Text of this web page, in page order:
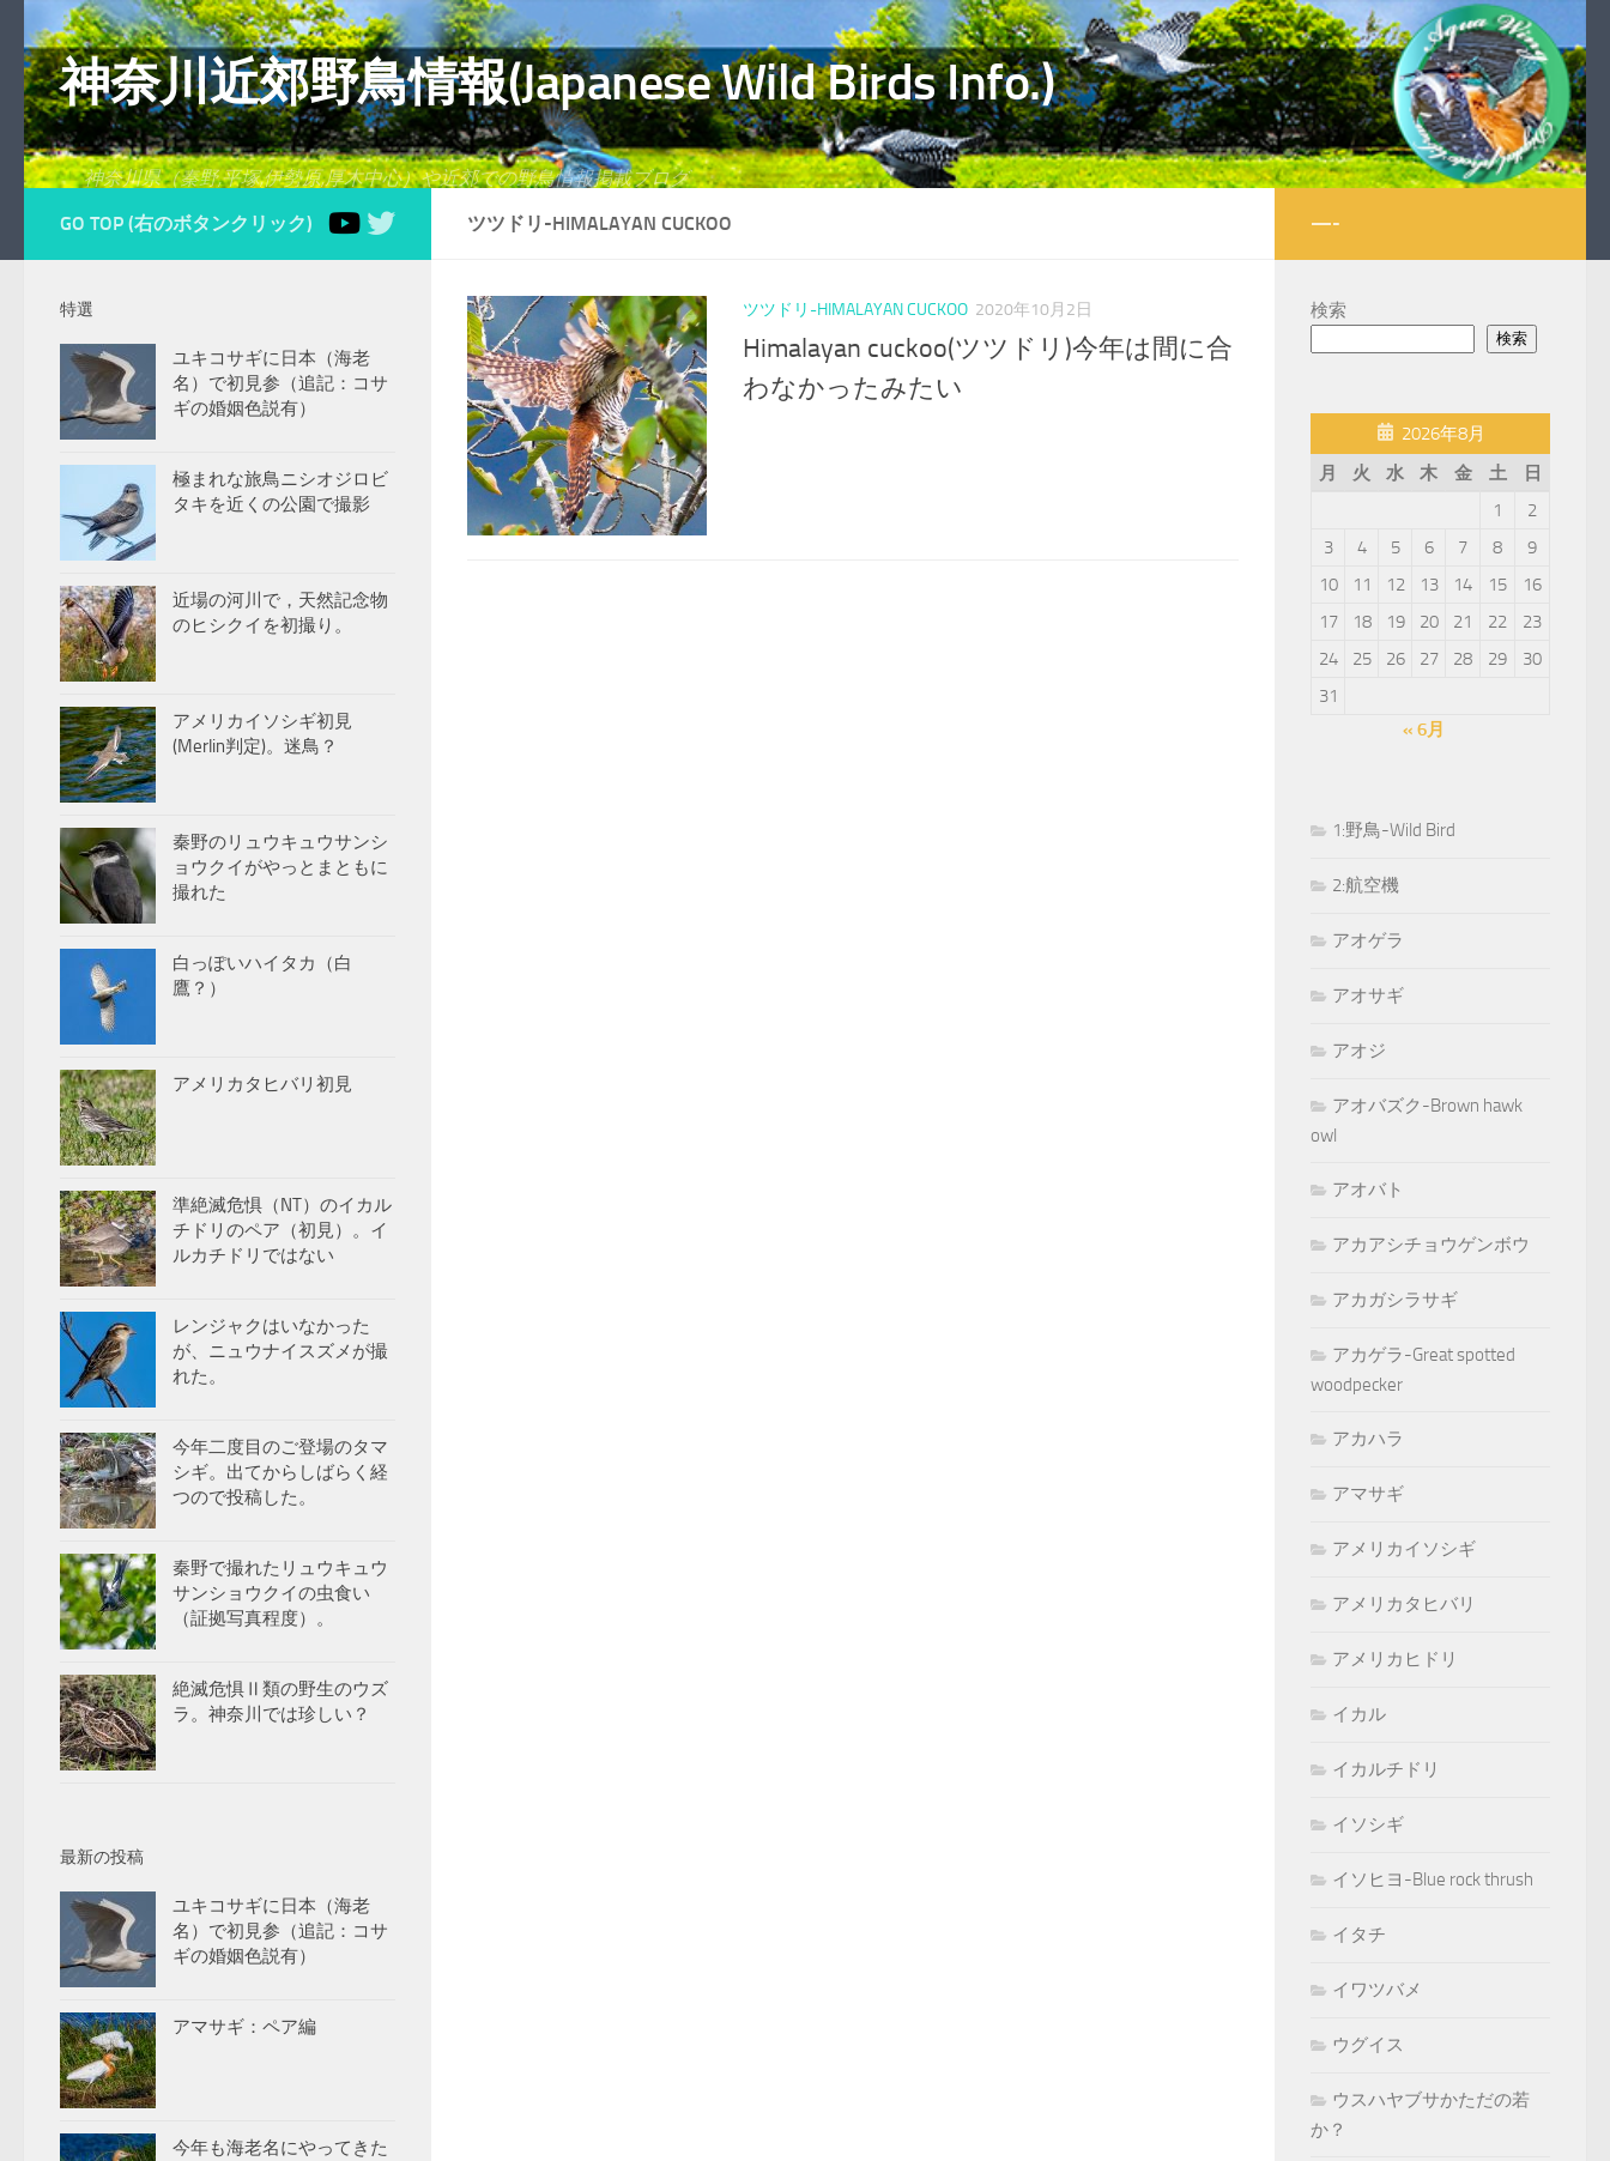
コンテンツへスキップ
神奈川近郊野鳥情報(Japanese Wild Birds Info.)
神奈川県（秦野,平塚,伊勢原,厚木中心）や近郊での野鳥情報掲載ブログ
ツツドリ-HIMALAYAN CUCKOO
ツツドリ-HIMALAYAN CUCKOO 2020年10月2日
Himalayan cuckoo(ツツドリ)今年は間に合
わなかったみたい
GO TOP (右のボタンクリック)
特選
ユキコサギに日本（海老
名）で初見参（追記：コサ
ギの婚姻色説有）
極まれな旅鳥ニシオジロビ
タキを近くの公園で撮影
近場の河川で，天然記念物
のヒシクイを初撮り。
アメリカイソシギ初見
(Merlin判定)。迷鳥？
秦野のリュウキュウサンシ
ョウクイがやっとまともに
撮れた
白っぽいハイタカ（白
鷹？）
アメリカタヒバリ初見
準絶滅危惧（NT）のイカル
チドリのペア（初見）。イ
ルカチドリではない
レンジャクはいなかった
が、ニュウナイスズメが撮
れた。
今年二度目のご登場のタマ
シギ。出てからしばらく経
つので投稿した。
秦野で撮れたリュウキュウ
サンショウクイの虫食い
（証拠写真程度）。
絶滅危惧Ⅱ類の野生のウズ
ラ。神奈川では珍しい？
最新の投稿
ユキコサギに日本（海老
名）で初見参（追記：コサ
ギの婚姻色説有）
アマサギ：ペア編
今年も海老名にやってきた
—-
検索
検索
2026年8月
月
火 水 木 金 土
日
1
2
3
4 5 6 7 8
9
10
11 12 13 14 15
16
17
18 19 20 21 22
23
24
25 26 27 28 29
30
31
« 6月
1:野鳥-Wild Bird
2:航空機
アオゲラ
アオサギ
アオジ
アオバズク-Brown hawk
owl
アオバト
アカアシチョウゲンボウ
アカガシラサギ
アカゲラ-Great spotted
woodpecker
アカハラ
アマサギ
アメリカイソシギ
アメリカタヒバリ
アメリカヒドリ
イカル
イカルチドリ
イソシギ
イソヒヨ-Blue rock thrush
イタチ
イワツバメ
ウグイス
ウスハヤブサかただの若
か？